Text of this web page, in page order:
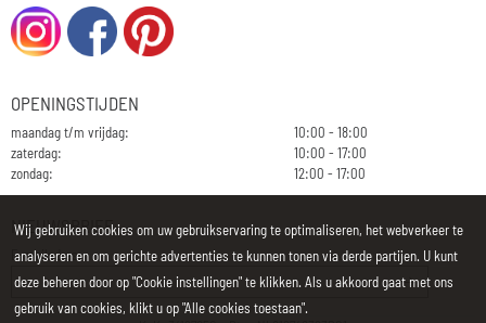
OPENINGSTIJDEN
maandag t/m vrijdag:
10:00 - 18:00
zaterdag:
10:00 - 17:00
zondag:
12:00 - 17:00
NIEUWSBRIEF
E-mailadres:
Wij gebruiken cookies om uw gebruikservaring te optimaliseren, het webverkeer te
analyseren en om gerichte advertenties te kunnen tonen via derde partijen. U kunt
deze beheren door op "Cookie instellingen" te klikken. Als u akkoord gaat met ons
gebruik van cookies, klikt u op "Alle cookies toestaan".